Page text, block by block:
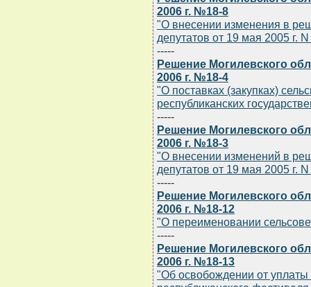
2006 г. №18-8
"О внесении изменения в
депутатов от 19 мая 2005 г.
-----
Решение Могилевского
2006 г. №18-4
"О поставках (закупках)
республиканских
-----
Решение Могилевского
2006 г. №18-3
"О внесении изменений в
депутатов от 19 мая 2005 г.
-----
Решение Могилевского
2006 г. №18-12
"О переименовании
-----
Решение Могилевского
2006 г. №18-13
"Об освобождении от